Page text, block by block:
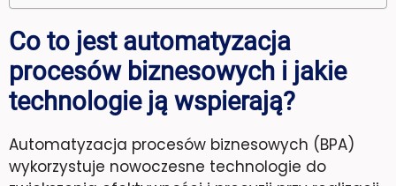
Co to jest automatyzacja
procesów biznesowych i jakie
technologie ją wspierają?
Automatyzacja procesów biznesowych (BPA)
wykorzystuje nowoczesne technologie do